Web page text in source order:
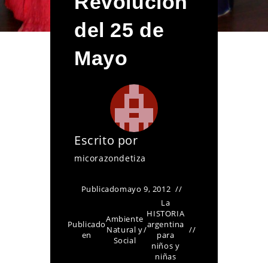
del 25 de
Mayo
Escrito por
micorazondetiza
Publicadomayo 9, 2012
Publicado
en
Ambiente
Natural y
Social
/
La
HISTORIA
argentina
para
niños y
niñas